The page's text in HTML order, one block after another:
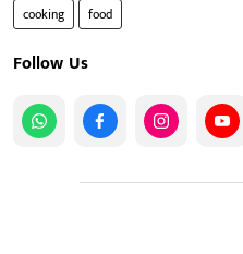
cooking food
Follow Us